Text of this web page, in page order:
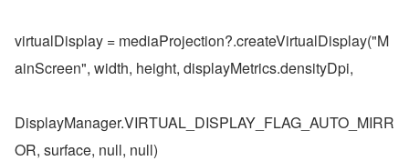
virtualDisplay = mediaProjection?.createVirtualDisplay("M
ainScreen", width, height, displayMetrics.densityDpi,
DisplayManager.VIRTUAL_DISPLAY_FLAG_AUTO_MIRR
OR, surface, null, null)